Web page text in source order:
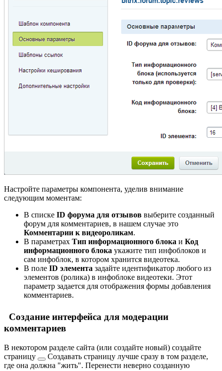
Настройте параметры компонента, уделив внимание
следующим моментам:
В списке ID форума для отзывов выберите созданный
форум для комментариев, в нашем случае это
Комментарии к видеороликам.
В параметрах Тип информационного блока и Код
информационного блока укажите тип инфоблоков и
сам инфоблок, в котором хранится видеотека.
В поле ID элемента задайте идентификатор любого из
элементов (ролика) в инфоблоке видеотеки. Этот
параметр задается для отображения формы добавления
комментариев.
Создание интерфейса для модерации
комментариев
В некотором разделе сайта (или создайте новый) создайте
страницу
Создавать страницу лучше сразу в том разделе,
где она должна "жить". Перенести неверно созданную